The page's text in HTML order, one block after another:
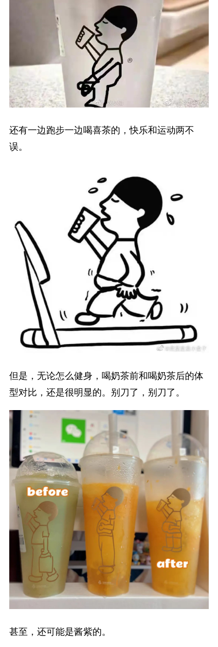
还有一边跑步一边喝喜茶的，快乐和运动两不
误。
但是，无论怎么健身，喝奶茶前和喝奶茶后的体
型对比，还是很明显的。别刀了，别刀了。
甚至，还可能是酱紫的。